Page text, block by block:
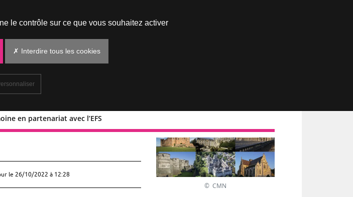
en partenariat avec l’EFS
lieux de patrimoine
le 26/10/2022 à 12:28
© CMN
le contrôle sur ce que vous souhaitez activer
✗ Interdire tous les cookies